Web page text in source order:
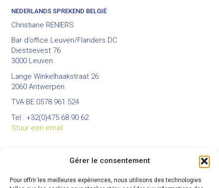
Gérer le consentement
Pour offrir les meilleures expériences, nous utilisons des technologies
NEDERLANDS SPREKEND BELGIË
Christiane RENIERS
Bar d’office Leuven/Flanders DC
Diestsevest 76
3000 Leuven
Lange Winkelhaakstraat 26
2060 Antwerpen
TVA BE 0578.961.524
Tel : +32(0)475 68 90 62
Stuur een email
Bureau principal :